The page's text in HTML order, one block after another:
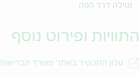
נטילה דרך הפה
התוויות ופירוט נוסף
עלון התכשיר באתר משרד הבריאות